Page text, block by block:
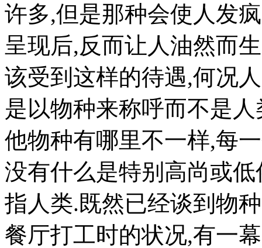
许多,但是那种会使人发
呈现后,反而让人油然而
该受到这样的待遇,何况
是以物种来称呼而不是
他物种有哪里不一样,每
没有什么是特别高尚或
指人类.既然已经谈到物
餐厅打工时的状况,有一